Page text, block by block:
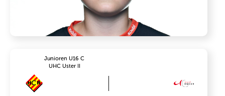
Junioren U16 C
UHC Uster II